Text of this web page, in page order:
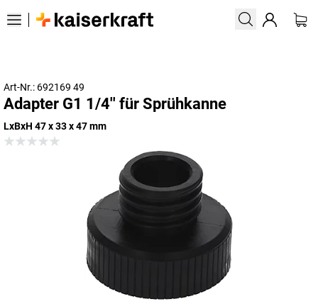
Art-Nr.: 692169 49
Adapter G1 1/4'' für Sprühkanne
LxBxH 47 x 33 x 47 mm